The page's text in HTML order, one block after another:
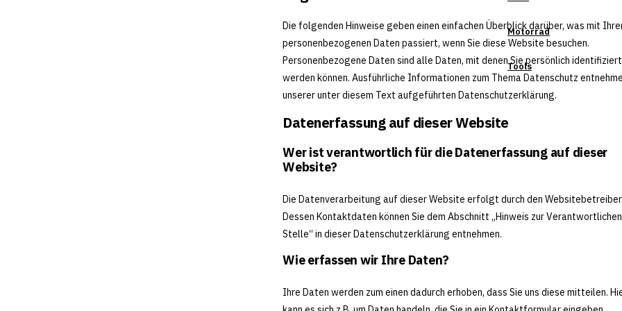
Motorrad
Tools
Die folgenden Hinweise geben einen einfachen Überblick darüber, was mit
personenbezogenen Daten passiert, wenn Sie diese Website besuchen.
Personenbezogene Daten sind alle Daten, mit denen Sie persönlich identifiziert
werden können. Ausführliche Informationen zum Thema Datenschutz
unserer unter diesem Text aufgeführten Datenschutzerklärung.
Datenerfassung auf dieser Website
Wer ist verantwortlich für die Datenerfassung auf dieser
Website?
Die Datenverarbeitung auf dieser Website erfolgt durch den Websitebetreiber.
Dessen Kontaktdaten können Sie dem Abschnitt „Hinweis zur Verantwortlichen
Stelle“ in dieser Datenschutzerklärung entnehmen.
Wie erfassen wir Ihre Daten?
Ihre Daten werden zum einen dadurch erhoben, dass Sie uns diese mitteilen.